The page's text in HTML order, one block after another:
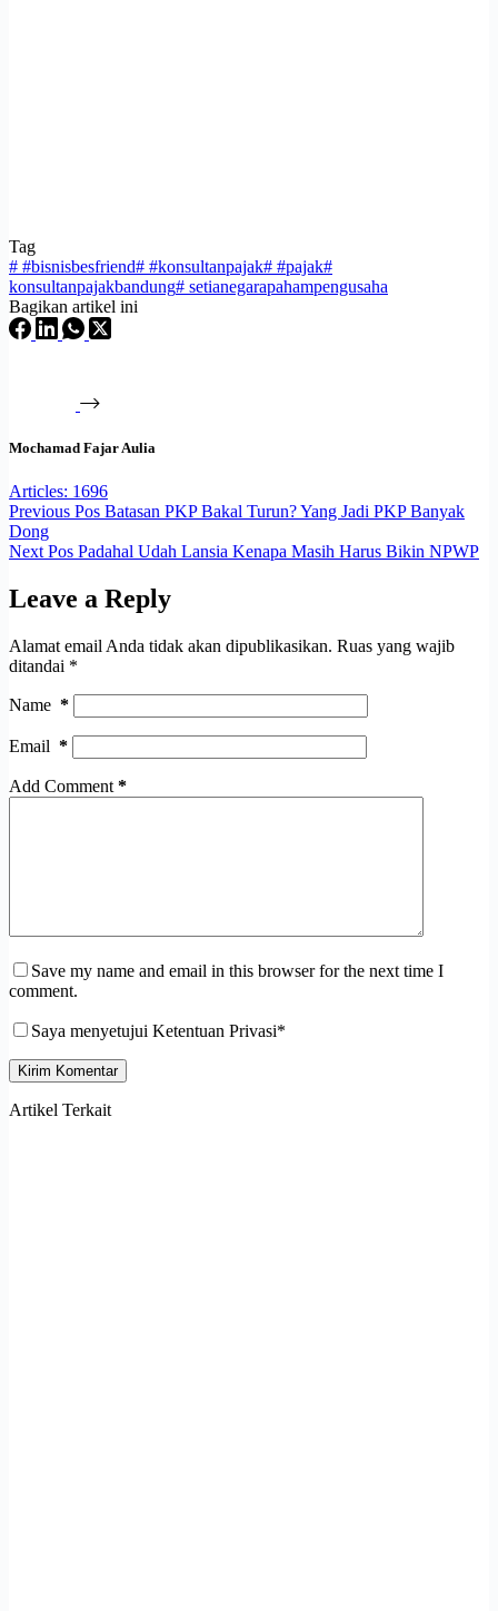
Tag
# #bisnisbesfriend# #konsultanpajak# #pajak#
konsultanpajakbandung# setianegarapahampengusaha
Bagikan artikel ini
Mochamad Fajar Aulia
Articles: 1696
Previous Pos Batasan PKP Bakal Turun? Yang Jadi PKP Banyak
Dong
NextPos Padahal Udah Lansia Kenapa Masih Harus Bikin NPWP
Leave a Reply
Alamat email Anda tidak akan dipublikasikan. Ruas yang wajib
ditandai *
Name *
Email *
Add Comment *
Save my name and email in this browser for the next time I
comment.
Saya menyetujui Ketentuan Privasi*
Kirim Komentar
Artikel Terkait